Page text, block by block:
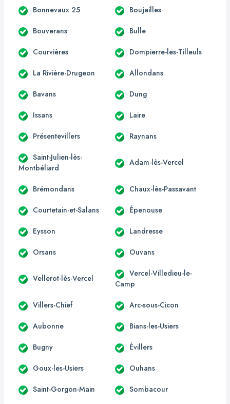
Bonnevaux 25 Boujailles
Bouverans Bulle
Courvières Dompierre-les-Tilleuls
La Rivière-Drugeon Allondans
Bavans Dung
Issans Laire
Présentevillers Raynans
Saint-Julien-lès-
Montbéliard
Adam-lès-Vercel
Brémondans Chaux-lès-Passavant
Courtetain-et-Salans Épenouse
Eysson Landresse
Orsans Ouvans
Vellerot-lès-Vercel
Vercel-Villedieu-le-
Camp
Villers-Chief Arc-sous-Cicon
Aubonne Bians-les-Usiers
Bugny Évillers
Goux-les-Usiers Ouhans
Saint-Gorgon-Main Sombacour